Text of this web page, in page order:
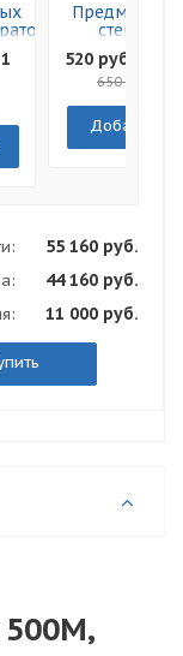
Предметные
стекла
Levenhuk
50шт
520 руб. * 1
650 руб.
Добавить
55 160 руб.
44 160 руб.
11 000 руб.